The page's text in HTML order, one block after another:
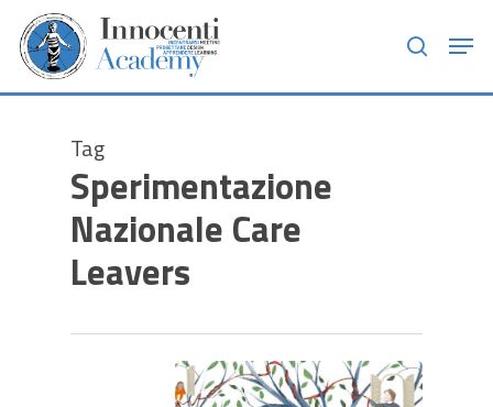
Skip
main
search
Tag
Sperimentazione
Nazionale Care
Leavers